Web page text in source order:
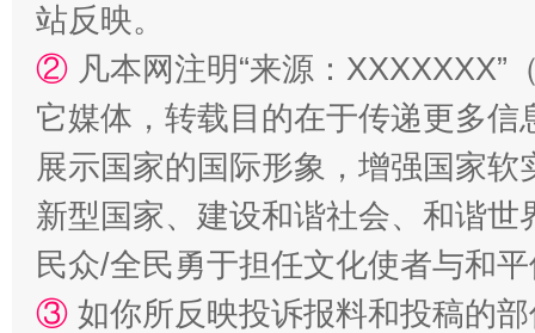
站反映。
② 凡本网注明“来源：
它媒体，转载目的在于传递更多
展示国家的国际形象，增强国家
新型国家、建设和谐社会、和谐
民众/全民勇于担任文化使者与和
③ 如你所反映投诉报料和投稿的